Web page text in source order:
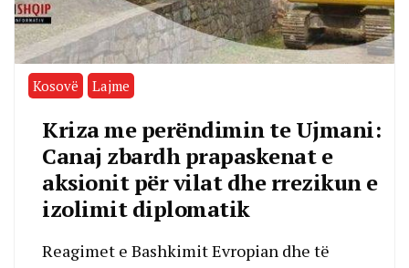
Kosovë Lajme
Kriza me perëndimin te Ujmani:
Canaj zbardh prapaskenat e
aksionit për vilat dhe rrezikun e
izolimit diplomatik
Reagimet e Bashkimit Evropian dhe të